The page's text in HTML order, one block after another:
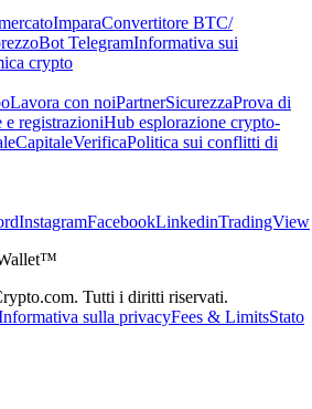
ImparaConvertitore BTC/
Bot TelegramInformativa sui
crypto
Lavora con noiPartnerSicurezzaProva di
e registrazioniHub esplorazione crypto-
CapitaleVerificaPolitica sui conflitti di
InstagramFacebookLinkedinTradingView
Tutti i diritti riservati.
sulla privacyFees & LimitsStato